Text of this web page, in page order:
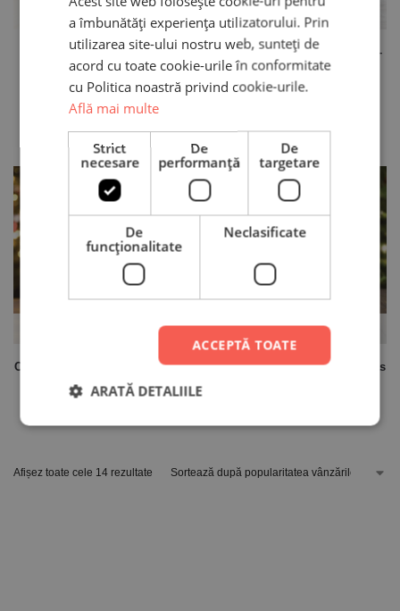
Cană Personalizată – Dear
Santa
29,90lei
Stoc Epuizat
Cană Personalizată cu nume –
Cup of cheer
29,90lei
Cană Personalizată – Christmas
High
Stoc Epuizat
Cană Personalizată – Christmas
Afișez toate cele 14 rezultate
a îmbunătăți experiența utilizatorului. Prin
utilizarea site-ului nostru web, sunteți de
acord cu toate cookie-urile în conformitate
cu Politica noastră privind cookie-urile.
Află mai multe
Strict
necesare
De
performanță
De
targetare
De
funcţionalitate
Neclasificate
ACCEPTĂ TOATE
ARATĂ DETALIILE